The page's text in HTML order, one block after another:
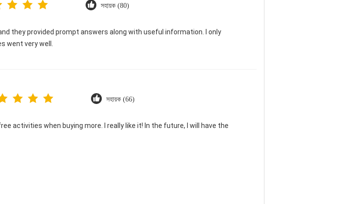
সহায়ক (80)
they provided prompt answers along with useful information. I only
went very well.
সহায়ক (66)
activities when buying more. I really like it! In the future, I will have the